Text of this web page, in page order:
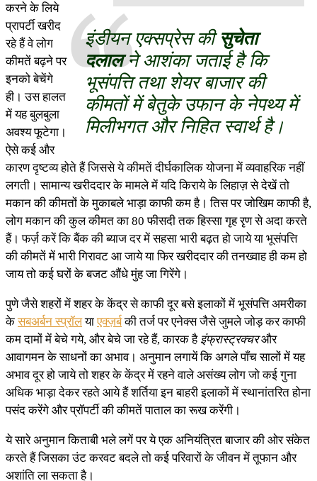
इंडीयन एक्सप्रेस की सुचेता
दलालने आशंका जताई है कि
भूसंपत्ति तथा शेयर बाजार की
कीमतों में बेतुके उफान के नेपथ्य में
मिलीभगत और निहित स्वार्थ है।
करने के लिये
प्रापर्टी खरीद
रहे हैं वे लोग
कीमतें बढ़ने पर
इनको बेचेंगे
ही। उस हालत
में यह बुलबुला
अवश्य फूटेगा।
ऐसे कई और
कारण दृष्टव्य होते हैं जिससे ये कीमतें दीर्घकालिक योजना में व्यवाहरिक नहीं
लगती। सामान्य खरीददार के मामले में यदि किराये के लिहाज़ से देखें तो
मकान की कीमतों के मुकाबले भाड़ा काफी कम है। तिस पर जोखिम काफी है,
लोग मकान की कुल कीमत का 80 फीसदी तक हिस्सा गृह रृण से अदा करते
हैं। फर्ज़ करें कि बैंक की ब्याज दर में सहसा भारी बढ़त हो जाये या भूसंपत्ति
की कीमतें में भारी गिरावट आ जाये या फिर खरीददार की तनख्वाह ही कम हो
जाय तो कई घरों के बजट औंधे मुंह जा गिरेंगे।
पुणे जैसे शहरों में शहर के केंद्र से काफी दूर बसे इलाकों में भूसंपत्ति अमरीका
केसबअर्बन स्प्रॉलयाएक्ज़र्बकी तर्ज पर एनेक्स जैसे जुमले जोड़ कर काफी
कम दामों में बेचे गये, और बेचे जा रहे हैं, कारक है इंफ्रास्ट्रक्चरऔर
आवागमन के साधनों का अभाव। अनुमान लगायें कि अगले पाँच सालों में यह
अभाव दूर हो जाये तो शहर के केंद्र में रहने वाले असंख्य लोग जो कई गुना
अधिक भाड़ा देकर रहते आये हैं शर्तिया इन बाहरी इलाकों में स्थानांतरित होना
पसंद करेंगे और प्रॉपर्टी की कीमतें पाताल का रूख करेंगी।
ये सारे अनुमान किताबी भले लगें पर ये एक अनियंत्रित बाजार की ओर संकेत
करते हैं जिसका उंट करवट बदले तो कई परिवारों के जीवन में तूफान और
अशांति ला सकता है।